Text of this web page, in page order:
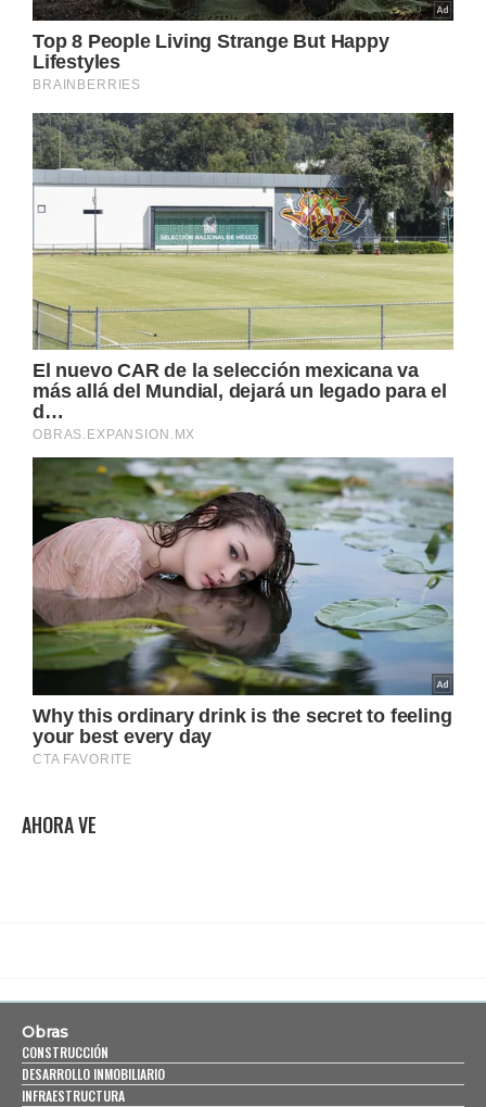
AHORA VE
Obras
CONSTRUCCIÓN
DESARROLLO INMOBILIARIO
INFRAESTRUCTURA